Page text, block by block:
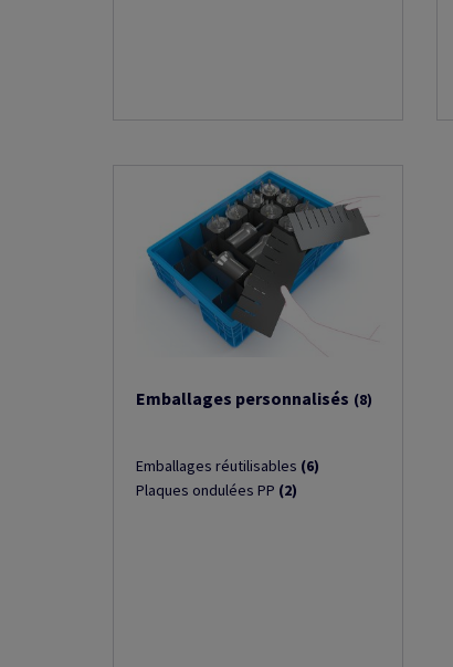
Emballages personnalisés (8)
Emballages réutilisables (6)
Plaques ondulées PP (2)